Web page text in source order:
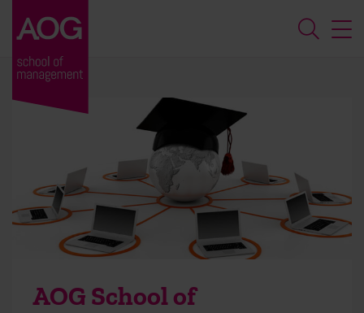
AOG School of